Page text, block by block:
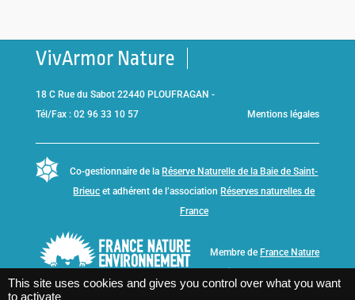
VivArmor Nature
18 C Rue du Sabot 22440 PLOUFRAGAN -
Tél/Fax : 02 96 33 10 57
Mentions légales
Co-gestionnaire de la Réserve Naturelle de la Baie de Saint-
Brieuc et adhérent de l’association Réserves naturelles de
France
Membre de France Nature
This site uses cookies and gives you control over what you want
to activate